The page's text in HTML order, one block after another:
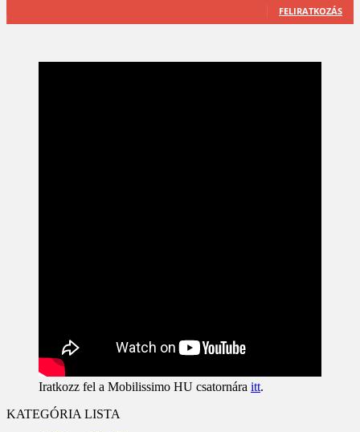
FELIRATKOZÁS
Iratkozz fel a Mobilissimo HU csatornára itt.
KATEGÓRIA LISTA